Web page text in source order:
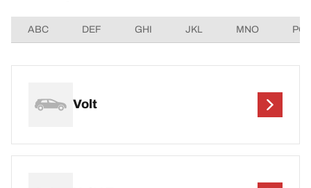
ABC DEF GHI JKL MNO
Volt